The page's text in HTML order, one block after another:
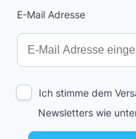
E-Mail Adresse
Interests
Amount
Ich stimme dem
Newsletters wie